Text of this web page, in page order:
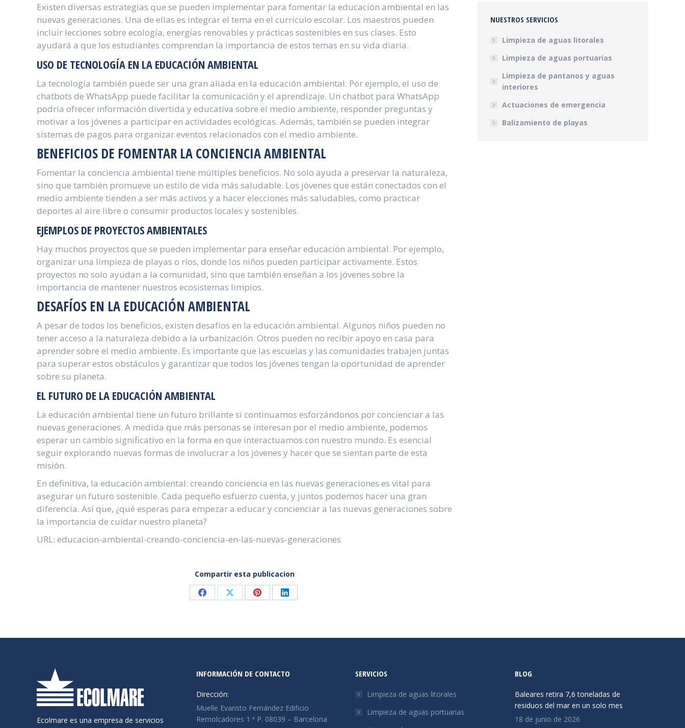
Existen diversas estrategias que se pueden implementar para fomentar la educación ambiental en las
nuevas generaciones. Una de ellas es integrar el tema en el currículo escolar. Los maestros pueden
incluir lecciones sobre ecología, energías renovables y prácticas sostenibles en sus clases. Esto
ayudará a que los estudiantes comprendan la importancia de estos temas en su vida diaria.
USO DE TECNOLOGÍA EN LA EDUCACIÓN AMBIENTAL
La tecnología también puede ser una gran aliada en la educación ambiental. Por ejemplo, el uso de
chatbots de WhatsApp puede facilitar la comunicación y el aprendizaje. Un chatbot para WhatsApp
podría ofrecer información divertida y educativa sobre el medio ambiente, responder preguntas y
motivar a los jóvenes a participar en actividades ecológicas. Además, también se pueden integrar
sistemas de pagos para organizar eventos relacionados con el medio ambiente.
BENEFICIOS DE FOMENTAR LA CONCIENCIA AMBIENTAL
Fomentar la conciencia ambiental tiene múltiples beneficios. No solo ayuda a preservar la naturaleza,
sino que también promueve un estilo de vida más saludable. Los jóvenes que están conectados con el
medio ambiente tienden a ser más activos y a hacer elecciones más saludables, como practicar
deportes al aire libre o consumir productos locales y sostenibles.
EJEMPLOS DE PROYECTOS AMBIENTALES
Hay muchos proyectos que se pueden implementar para enseñar educación ambiental. Por ejemplo,
organizar una limpieza de playas o ríos, donde los niños pueden participar activamente. Estos
proyectos no solo ayudan a la comunidad, sino que también enseñan a los jóvenes sobre la
importancia de mantener nuestros ecosistemas limpios.
DESAFÍOS EN LA EDUCACIÓN AMBIENTAL
A pesar de todos los beneficios, existen desafíos en la educación ambiental. Algunos niños pueden no
tener acceso a la naturaleza debido a la urbanización. Otros pueden no recibir apoyo en casa para
aprender sobre el medio ambiente. Es importante que las escuelas y las comunidades trabajen juntas
para superar estos obstáculos y garantizar que todos los jóvenes tengan la oportunidad de aprender
sobre su planeta.
EL FUTURO DE LA EDUCACIÓN AMBIENTAL
La educación ambiental tiene un futuro brillante si continuamos esforzándonos por concienciar a las
nuevas generaciones. A medida que más personas se interesan por el medio ambiente, podemos
esperar un cambio significativo en la forma en que interactuamos con nuestro mundo. Es esencial
seguir explorando nuevas formas de involucrar a los jóvenes y hacer que se sientan parte de esta
misión.
En definitiva, la educación ambiental: creando conciencia en las nuevas generaciones es vital para
asegurar un futuro sostenible. Cada pequeño esfuerzo cuenta, y juntos podemos hacer una gran
diferencia. Así que, ¿qué esperas para empezar a educar y concienciar a las nuevas generaciones sobre
la importancia de cuidar nuestro planeta?
URL: educacion-ambiental-creando-conciencia-en-las-nuevas-generaciones
Compartir esta publicacion
CompartirCompartirCompartirCompartir
NUESTROS SERVICIOS
Limpieza de aguas litorales
Limpieza de aguas portuarias
Limpieza de pantanos y aguas
interiores
Actuaciones de emergencia
Balizamiento de playas
Ecolmare es una empresa de servicios
INFORMACIÓN DE CONTACTO
Dirección:
Muelle Evaristo Fernández Edificio
Remolcadores 1 ª P. 08039 – Barcelona
SERVICIOS
Limpieza de aguas litorales
Limpieza de aguas portuarias
BLOG
Baleares retira 7,6 toneladas de
residuos del mar en un solo mes
18 de junio de 2026